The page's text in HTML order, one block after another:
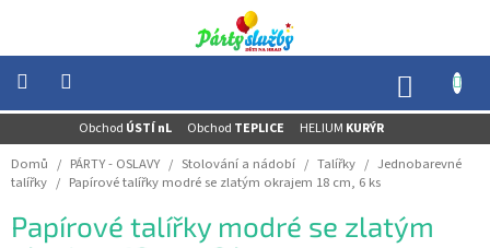
obsah
Obchod ÚSTÍ nL Obchod TEPLICE HELIUM KURÝR
KOŠÍK
-
AKCE
-
HELIUM
Domů / PÁRTY - OSLAVY / Stolování a nádobí / Talířky / Jednobarevné
talířky / Papírové talířky modré se zlatým okrajem 18 cm, 6 ks
Papírové talířky modré se zlatým